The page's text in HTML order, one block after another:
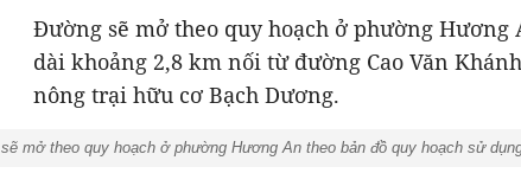
Đường sẽ mở theo quy hoạch ở phường
dài khoảng 2,8 km nối từ đường Cao Văn
nông trại hữu cơ Bạch Dương.
mở theo quy hoạch ở phường Hương An theo bản đồ quy hoạch sử